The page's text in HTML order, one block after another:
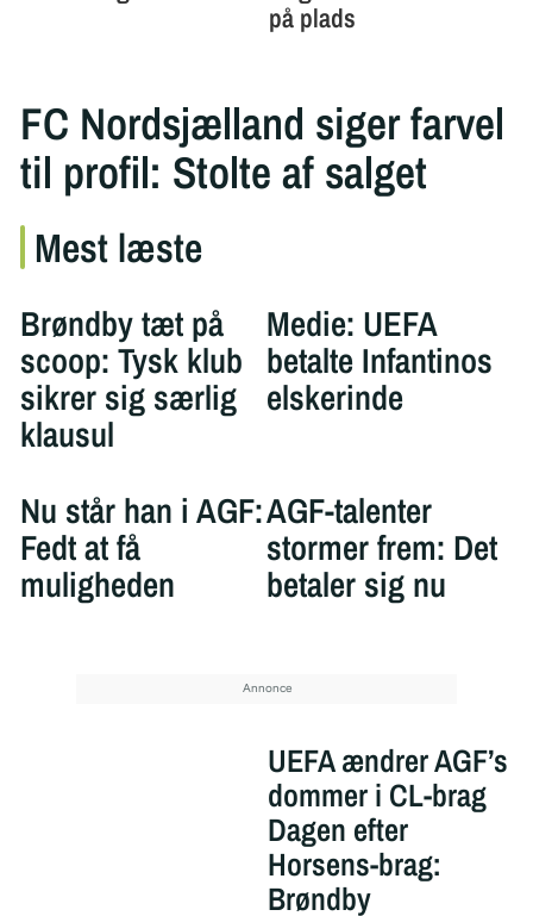
FC Nordsjælland siger farvel
til profil: Stolte af salget
Mest læste
Brøndby tæt på
scoop: Tysk klub
sikrer sig særlig
klausul
Medie: UEFA
betalte Infantinos
elskerinde
Nu står han i AGF:
Fedt at få
muligheden
AGF-talenter
stormer frem: Det
betaler sig nu
UEFA ændrer AGF’s
dommer i CL-brag
Dagen efter
Horsens-brag:
Brøndby